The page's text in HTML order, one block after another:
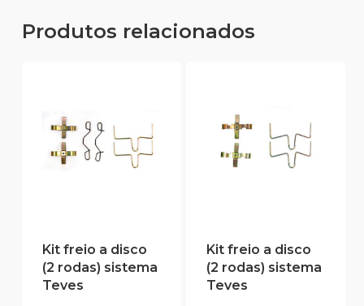
Produtos relacionados
Kit freio a disco
(2 rodas) sistema
Teves
Kit freio a disco
(2 rodas) sistema
Teves